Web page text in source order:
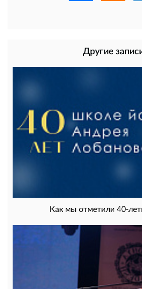
Другие
Как мы отметили 40-